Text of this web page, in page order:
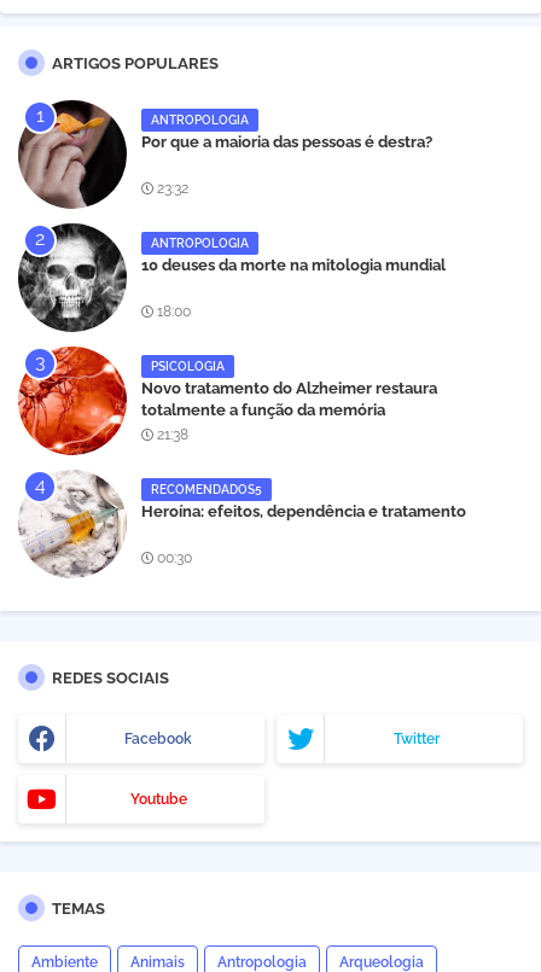
ARTIGOS POPULARES
ANTROPOLOGIA
Por que a maioria das pessoas é destra?
23:32
ANTROPOLOGIA
10 deuses da morte na mitologia mundial
18:00
PSICOLOGIA
Novo tratamento do Alzheimer restaura
totalmente a função da memória
21:38
RECOMENDADOS5
Heroína: efeitos, dependência e tratamento
00:30
REDES SOCIAIS
Facebook Twitter
Youtube
TEMAS
Ambiente Animais Antropologia Arqueologia